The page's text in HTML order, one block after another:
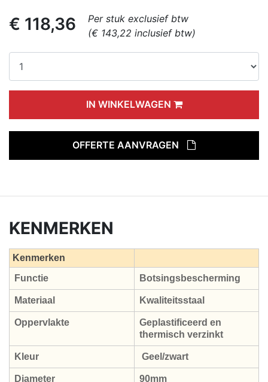
€ 118,36
Per stuk exclusief btw
(€ 143,22 inclusief btw)
IN WINKELWAGEN
OFFERTE AANVRAGEN
KENMERKEN
Kenmerken
Functie
Botsingsbescherming
Materiaal Kwaliteitsstaal
Oppervlakte
Geplastificeerd en
thermisch verzinkt
Kleur Geel/zwart
Diameter 90mm